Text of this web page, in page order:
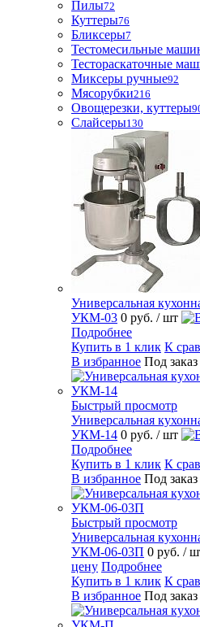
Пилы72
Куттеры76
Бликсеры7
Тестомесильные
Тестораскаточные
Миксеры ручные92
Мясорубки216
Овощерезки, куттеры
Слайсеры130
Универсальная
УКМ-03 0 руб. / шт
Подробнее
Купить в 1 клик К
В избранное Под заказ
Быстрый просмотр
Универсальная
УКМ-14 0 руб. / шт
Подробнее
Купить в 1 клик К
В избранное Под заказ
Быстрый просмотр
Универсальная
УКМ-06-03П 0 руб. /
цену Подробнее
Купить в 1 клик К
В избранное Под заказ